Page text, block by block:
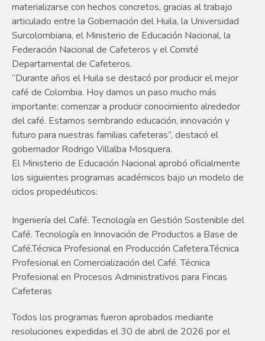
materializarse con hechos concretos, gracias al trabajo
articulado entre la Gobernación del Huila, la Universidad
Surcolombiana, el Ministerio de Educación Nacional, la
Federación Nacional de Cafeteros y el Comité
Departamental de Cafeteros.
“Durante años el Huila se destacó por producir el mejor
café de Colombia. Hoy damos un paso mucho más
importante: comenzar a producir conocimiento alrededor
del café. Estamos sembrando educación, innovación y
futuro para nuestras familias cafeteras”, destacó el
gobernador Rodrigo Villalba Mosquera.
El Ministerio de Educación Nacional aprobó oficialmente
los siguientes programas académicos bajo un modelo de
ciclos propedéuticos:
Ingeniería del Café. Tecnología en Gestión Sostenible del
Café. Tecnología en Innovación de Productos a Base de
Café.Técnica Profesional en Producción Cafetera.Técnica
Profesional en Comercialización del Café. Técnica
Profesional en Procesos Administrativos para Fincas
Cafeteras
Todos los programas fueron aprobados mediante
resoluciones expedidas el 30 de abril de 2026 por el